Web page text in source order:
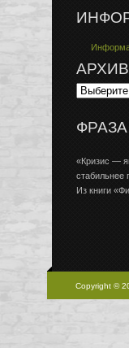
АРХИВ
«Кризис —
стабильнее
Из книги
Copyright ©